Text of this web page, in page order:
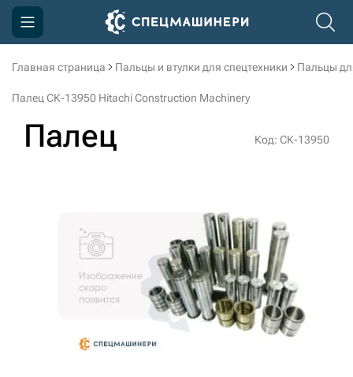
Главная страница Пальцы и втулки для спецтехники Пальцы
Палец СК-13950 Hitachi Construction Machinery
Палец Код: СК-13950
Компания
Доставка и оплата
3D тур по производству
3D тур по складам
sksale@skdst.ru